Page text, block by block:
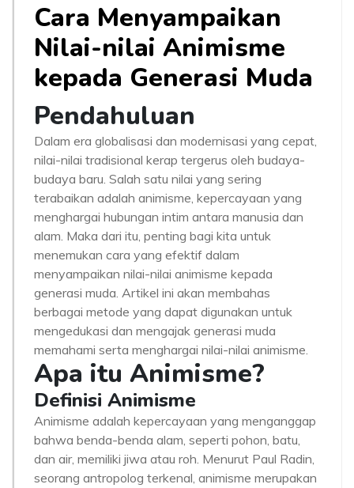
Cara Menyampaikan
Nilai-nilai Animisme
kepada Generasi Muda
Pendahuluan
Dalam era globalisasi dan modernisasi yang cepat,
nilai-nilai tradisional kerap tergerus oleh budaya-
budaya baru. Salah satu nilai yang sering
terabaikan adalah animisme, kepercayaan yang
menghargai hubungan intim antara manusia dan
alam. Maka dari itu, penting bagi kita untuk
menemukan cara yang efektif dalam
menyampaikan nilai-nilai animisme kepada
generasi muda. Artikel ini akan membahas
berbagai metode yang dapat digunakan untuk
mengedukasi dan mengajak generasi muda
memahami serta menghargai nilai-nilai animisme.
Apa itu Animisme?
Definisi Animisme
Animisme adalah kepercayaan yang menganggap
bahwa benda-benda alam, seperti pohon, batu,
dan air, memiliki jiwa atau roh. Menurut Paul Radin,
seorang antropolog terkenal, animisme merupakan